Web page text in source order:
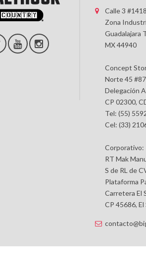
Calle 3 #1418
Zona
Guadalajara
MX 44940
Concept
Norte 45
Delegación
CP 02300,
Tel: (55)
Cel: (33)
Corporativo:
RT Mak
S de RL de
Plataforma
Carretera El
CP 45686, El